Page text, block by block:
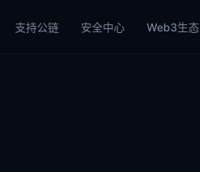
支持公链 安全中心 Web3生态